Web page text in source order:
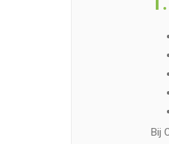
Bij